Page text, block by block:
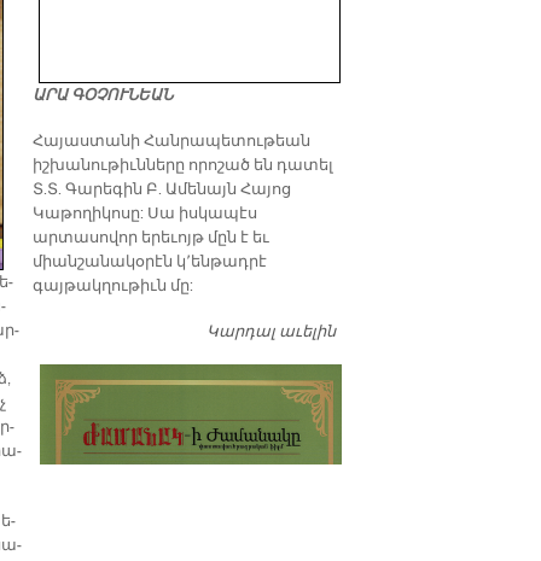
ե­
ԱՐԱ ԳՕՉՈՒՆԵԱՆ
​Հայաստանի Հանրապետութեան
իշխանութիւնները որոշած են դատել
Տ.Տ. Գարեգին Բ. Ամենայն Հայոց
Կաթողիկոսը: Սա իսկապէս
արտասովոր երեւոյթ մըն է եւ
միանշանակօրէն կ՚ենթադրէ
գայթակղութիւն մը:
Կարդալ աւելինԴատել…